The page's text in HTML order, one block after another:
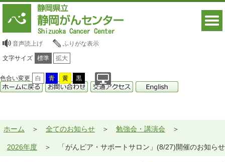
音声読上げ ふりがな表示
文字サイズ 標準 拡大
色合い変更 白 青 黄 黒
ホーム 全てのお知らせ 勉強会・講演会
2026年度 「がんピア・サポートサロン」(8/27)開催のお知らせ